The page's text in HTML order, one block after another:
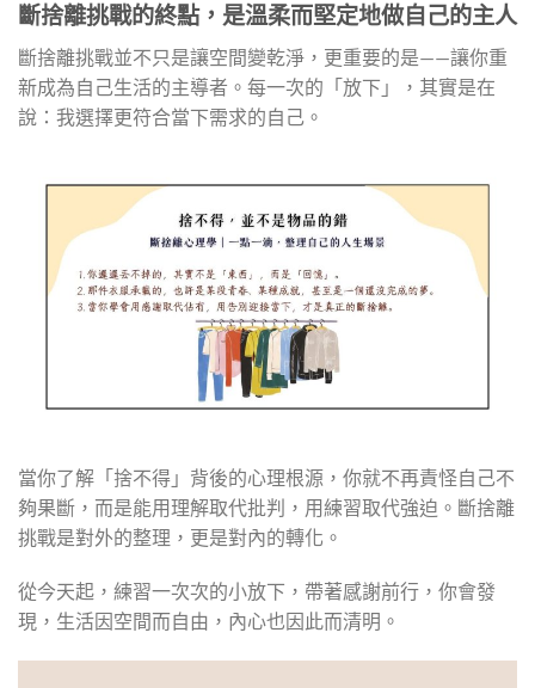
斷捨離挑戰的終點，是溫柔而堅定地做自己的主人
斷捨離挑戰並不只是讓空間變乾淨，更重要的是——讓你重
新成為自己生活的主導者。每一次的「放下」，其實是在
說：我選擇更符合當下需求的自己。
當你了解「捨不得」背後的心理根源，你就不再責怪自己不
夠果斷，而是能用理解取代批判，用練習取代強迫。斷捨離
挑戰是對外的整理，更是對內的轉化。
從今天起，練習一次次的小放下，帶著感謝前行，你會發
現，生活因空間而自由，內心也因此而清明。